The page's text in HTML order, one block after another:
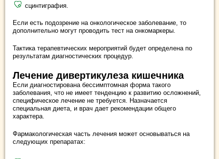
сцинтиграфия.
Если есть подозрение на онкологическое заболевание, то
дополнительно могут проводить тест на онкомаркеры.
Тактика терапевтических мероприятий будет определена по
результатам диагностических процедур.
Лечение дивертикулеза кишечника
Если диагностирована бессимптомная форма такого
заболевания, что не имеет тенденцию к развитию осложнений,
специфическое лечение не требуется. Назначается
специальная диета, и врач дает рекомендации общего
характера.
Фармакологическая часть лечения может основываться на
следующих препаратах: